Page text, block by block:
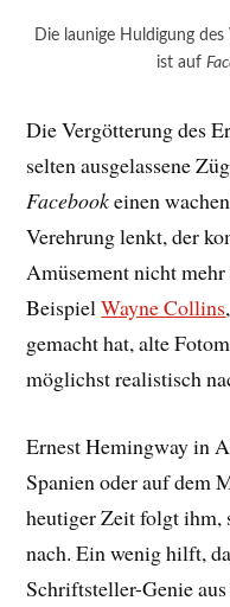
Die launige Huldigung
ist auf
Die Vergötterung des
selten ausgelassene
Facebookeinen
Verehrung lenkt, der
Amüsement nicht
BeispielWayne Collins
gemacht hat, alte
möglichst realistisch
Ernest Hemingway in
Spanien oder auf dem
heutiger Zeit folgt ihm,
nach. Ein wenig hilft,
Schriftsteller-Genie